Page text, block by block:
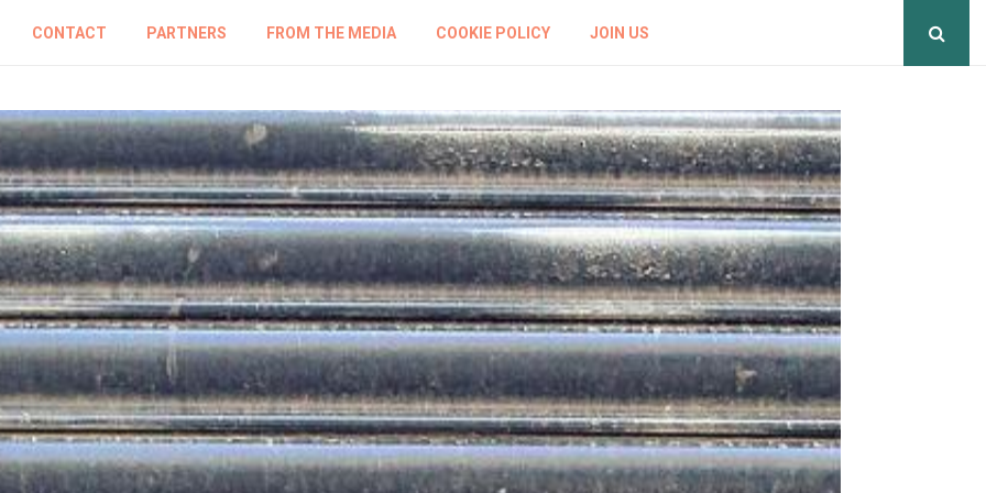
CONTACT PARTNERS FROM THE MEDIA COOKIE POLICY JOIN US